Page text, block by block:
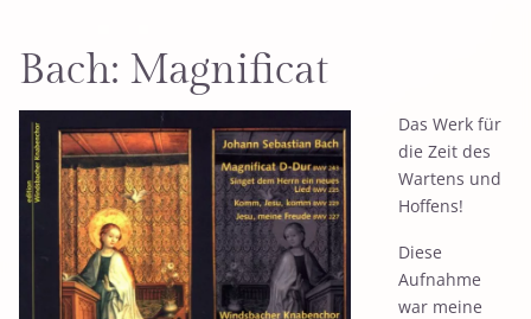
Bach: Magnificat
Das Werk für
die Zeit des
Wartens und
Hoffens!
Diese
Aufnahme
war meine